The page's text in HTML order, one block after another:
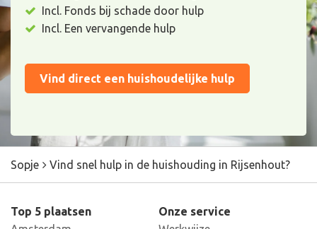
Incl. Fonds bij schade door hulp
Incl. Een vervangende hulp
Vind direct een huishoudelijke hulp
Sopje Vind snel hulp in de huishouding in Rijsenhout?
Top 5 plaatsen
Onze service